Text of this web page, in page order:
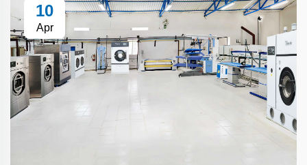
10
Apr